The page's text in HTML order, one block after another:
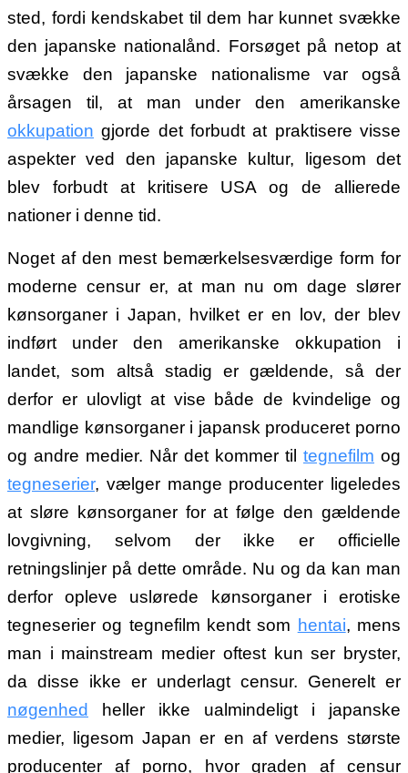
sted, fordi kendskabet til dem har kunnet svække
den japanske nationalånd. Forsøget på netop at
svække den japanske nationalisme var også
årsagen til, at man under den amerikanske
okkupation gjorde det forbudt at praktisere visse
aspekter ved den japanske kultur, ligesom det
blev forbudt at kritisere USA og de allierede
nationer i denne tid.
Noget af den mest bemærkelsesværdige form for
moderne censur er, at man nu om dage slører
kønsorganer i Japan, hvilket er en lov, der blev
indført under den amerikanske okkupation i
landet, som altså stadig er gældende, så der
derfor er ulovligt at vise både de kvindelige og
mandlige kønsorganer i japansk produceret porno
og andre medier. Når det kommer til tegnefilm og
tegneserier, vælger mange producenter ligeledes
at sløre kønsorganer for at følge den gældende
lovgivning, selvom der ikke er officielle
retningslinjer på dette område. Nu og da kan man
derfor opleve uslørede kønsorganer i erotiske
tegneserier og tegnefilm kendt som hentai, mens
man i mainstream medier oftest kun ser bryster,
da disse ikke er underlagt censur. Generelt er
nøgenhed heller ikke ualmindeligt i japanske
medier, ligesom Japan er en af verdens største
producenter af porno, hvor graden af censur